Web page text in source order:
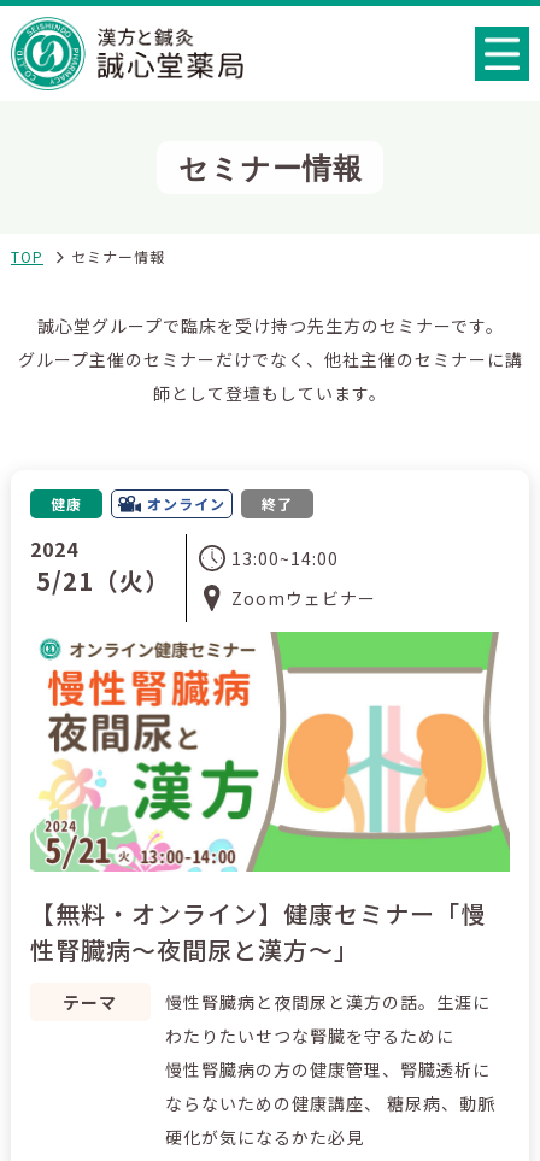
セミナー情報
TOP セミナー情報
誠心堂グループで臨床を受け持つ先生方のセミナーです。
グループ主催のセミナーだけでなく、他社主催のセミナーに講
師として登壇もしています。
健康 オンライン 終了
2024
5/21（火）
13:00~14:00
Zoomウェビナー
【無料・オンライン】健康セミナー「慢
性腎臓病～夜間尿と漢方～」
テーマ
慢性腎臓病と夜間尿と漢方の話。生涯に
わたりたいせつな腎臓を守るために
慢性腎臓病の方の健康管理、腎臓透析に
ならないための健康講座、 糖尿病、動脈
硬化が気になるかた必見